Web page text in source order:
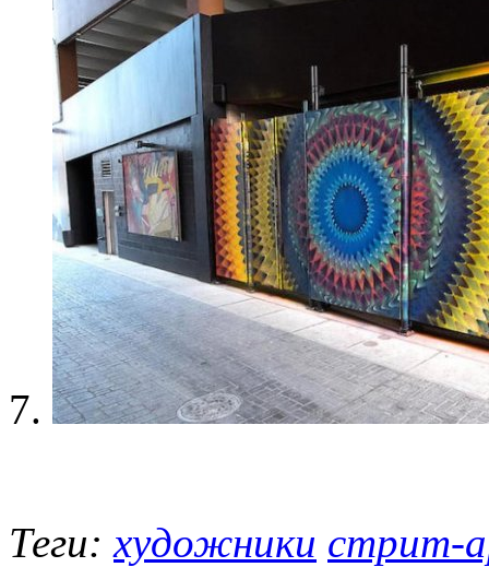
Теги:художники стрит-